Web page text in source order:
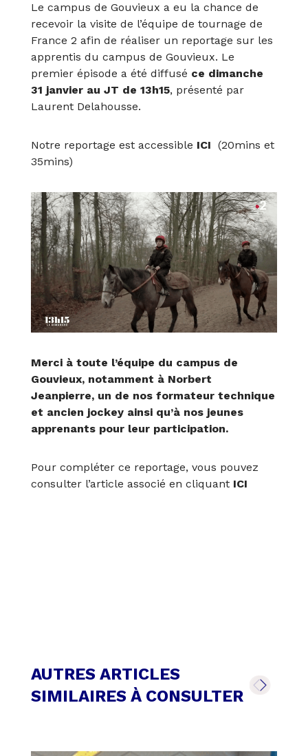
Le campus de Gouvieux a eu la chance de
recevoir la visite de l’équipe de tournage de
France 2 afin de réaliser un reportage sur les
apprentis du campus de Gouvieux. Le
premier épisode a été diffusé ce dimanche
31 janvier au JT de 13h15, présenté par
Laurent Delahousse.
Notre reportage est accessible ICI (20mins et
35mins)
Merci à toute l’équipe du campus de
Gouvieux, notamment à Norbert
Jeanpierre, un de nos formateur technique
et ancien jockey ainsi qu’à nos jeunes
apprenants pour leur participation.
Pour compléter ce reportage, vous pouvez
consulter l’article associé en cliquant ICI
AUTRES ARTICLES
SIMILAIRES À CONSULTER